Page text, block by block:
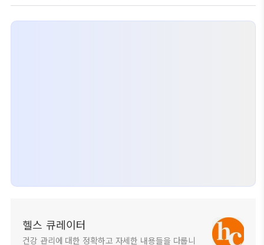
헬스 큐레이터
건강 관리에 대한 정확하고 자세한 내용들을 다룹니